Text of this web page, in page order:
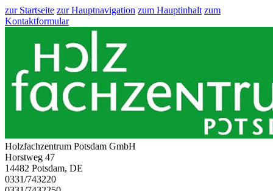
zur Startseite zur Hauptnavigation zum Hauptinhalt zum
Kontaktformular
Holzfachzentrum Potsdam GmbH
Horstweg 47
14482 Potsdam, DE
0331/743220